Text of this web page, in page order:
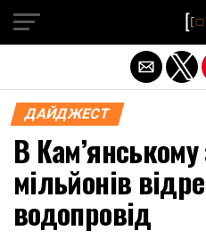
ДАЙДЖЕСТ
В Кам’янському
мільйонів
водопровід
Exit